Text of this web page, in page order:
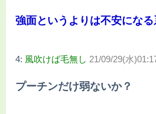
強面というよりは不安にな
4: 風吹けば毛無し 21/09/29(水
プーチンだけ弱ないか？